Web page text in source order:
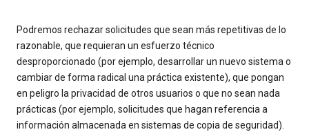
Podremos rechazar solicitudes que sean más repetitivas de lo
razonable, que requieran un esfuerzo técnico
desproporcionado (por ejemplo, desarrollar un nuevo sistema o
cambiar de forma radical una práctica existente), que pongan
en peligro la privacidad de otros usuarios o que no sean nada
prácticas (por ejemplo, solicitudes que hagan referencia a
información almacenada en sistemas de copia de seguridad).